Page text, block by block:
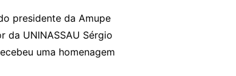
presidente da Amupe
da UNINASSAU Sérgio
uma homenagem